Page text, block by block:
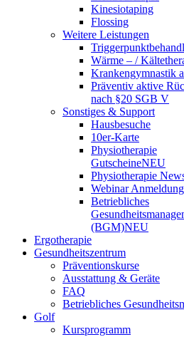
Kinesiotaping
Flossing
Weitere Leistungen
Wärme – /
Krankengymnastik
Präventiv aktive
nach §20 SGB V
Sonstiges & Support
Hausbesuche
10er-Karte
Physiotherapie
GutscheineNEU
Physiotherapie
Webinar Anmeldung
Betriebliches
(BGM)NEU
Ergotherapie
Gesundheitszentrum
Präventionskurse
Ausstattung & Geräte
FAQ
Betriebliches
Golf
Kursprogramm